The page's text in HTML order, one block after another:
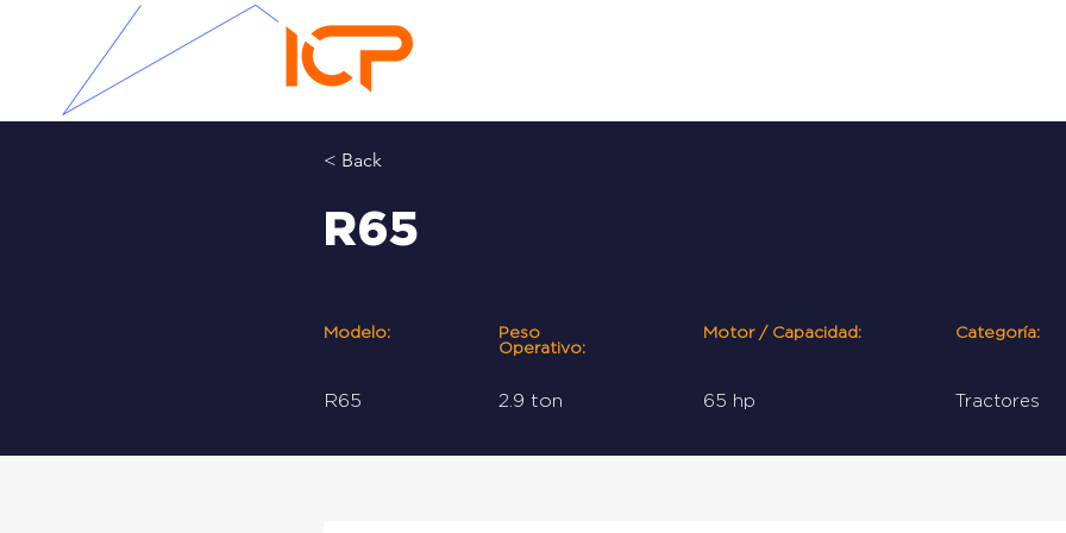
< Back
R65
Modelo:
R65
Peso
Operativo:
2.9 ton
Motor / Capacidad:
65 hp
Categoría:
Tractores